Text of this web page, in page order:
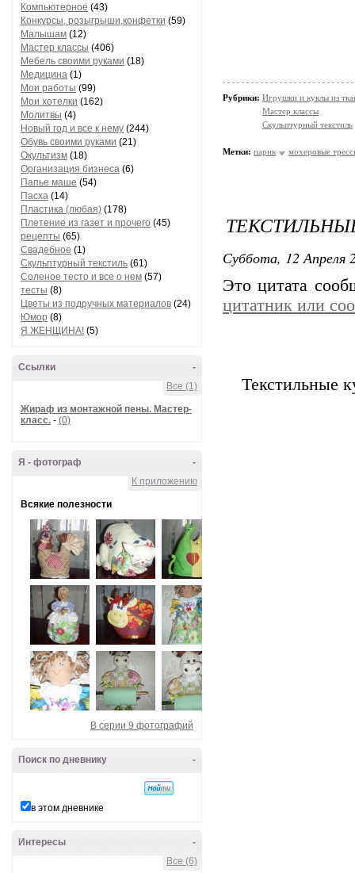
Компьютерное (43)
Конкурсы, розыгрыши,конфетки (59)
Малышам (12)
Мастер классы (406)
Мебель своими руками (18)
Медицина (1)
Мои работы (99)
Мои хотелки (162)
Молитвы (4)
Новый год и все к нему (244)
Обувь своими руками (21)
Окультизм (18)
Организация бизнеса (6)
Папье маше (54)
Пасха (14)
Пластика (любая) (178)
Плетение из газет и прочего (45)
рецепты (65)
Свадебное (1)
Скульптурный текстиль (61)
Соленое тесто и все о нем (57)
тесты (8)
Цветы из подручных материалов (24)
Юмор (8)
Я ЖЕНЩИНА! (5)
-
Ссылки
Все (1)
Жираф из монтажной пены. Мастер-
класс. - (0)
-
Я - фотограф
К приложению
Всякие полезности
В серии 9 фотографий
-
Поиск по дневнику
в этом дневнике
-
Интересы
Все (6)
Рубрики: Игрушки и куклы из
Мастер классы
Скульптурный текстиль
Метки: парик мохеровые
Суббота, 12 Апреля
Это цитата
цитатник или
Текстильные